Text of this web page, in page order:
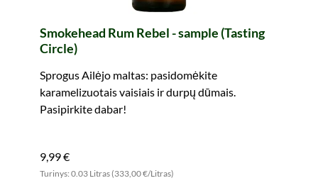
Smokehead Rum Rebel - sample (Tasting
Circle)
Sprogus Ailėjo maltas: pasidomėkite
karamelizuotais vaisiais ir durpų dūmais.
Pasipirkite dabar!
9,99 €
Turinys: 0.03 Litras (333,00 €/Litras)